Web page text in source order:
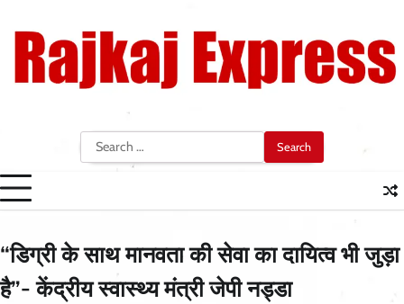
content
Search
for:
“डिग्री के साथ मानवता की सेवा का दायित्व भी जुड़ा
है”- केंद्रीय स्वास्थ्य मंत्री जेपी नड्डा